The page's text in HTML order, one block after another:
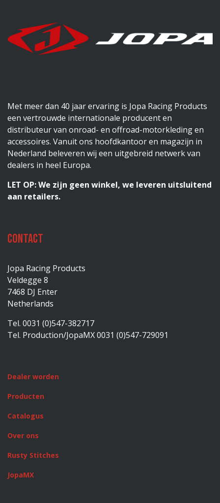
Met meer dan 40 jaar ervaring is Jopa Racing Products
een vertrouwde internationale producent en
distributeur van onroad- en offroad-motorkleding en
accessoires. Vanuit ons hoofdkantoor en magazijn in
Nederland beleveren wij een uitgebreid netwerk van
dealers in heel Europa.
LET OP: We zijn geen winkel, we leveren uitsluitend
aan retailers.
Contact
Jopa Racing Products
Veldegge 8
7468 DJ Enter
Netherlands
Tel. 0031 (0)547-382717
Tel. Production/JopaMX 0031 (0)547-729091
Dealer worden
Producten
Catalogus
Over ons
Rusty Stitches
JopaMX